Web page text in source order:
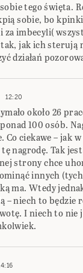
tego święta.
sobie, bo kpinki
imbecyli(
jak ich sterują
działań
12:20
około 26
100 osób.
ciekawe – jak
nagrodę. Tak
strony chce
innych
ma. Wtedy
– niech to będzie
I niech to nie